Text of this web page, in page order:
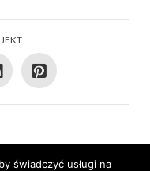
świadczyć usługi na